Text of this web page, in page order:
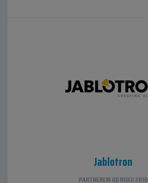
Jablotron
PARTNEREM OD ROKU 2018